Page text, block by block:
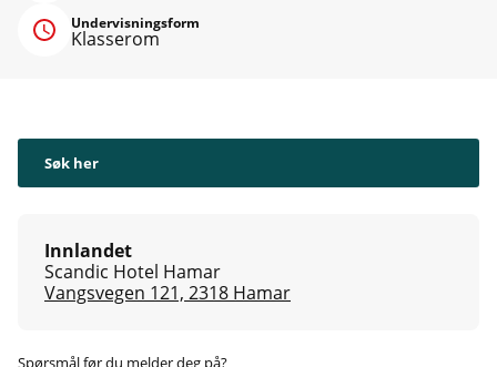
Undervisningsform
Klasserom
Søk her
Innlandet
Scandic Hotel Hamar
Vangsvegen 121, 2318 Hamar
Spørsmål før du melder deg på?